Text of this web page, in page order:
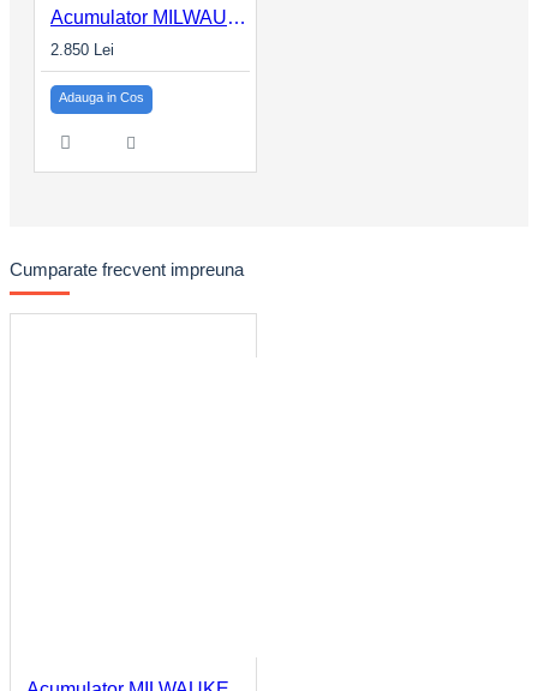
Acumulator MILWAUKEE 3.0Ah MX FUEL™ REDLITHIUM™ MXF CP203
2.850 Lei
Adauga in Cos
Cumparate frecvent impreuna